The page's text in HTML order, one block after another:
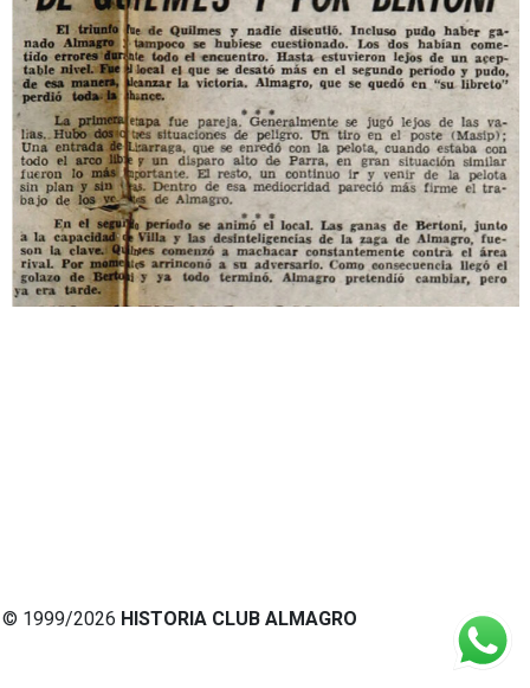
© 1999/2026 HISTORIA CLUB ALMAGRO